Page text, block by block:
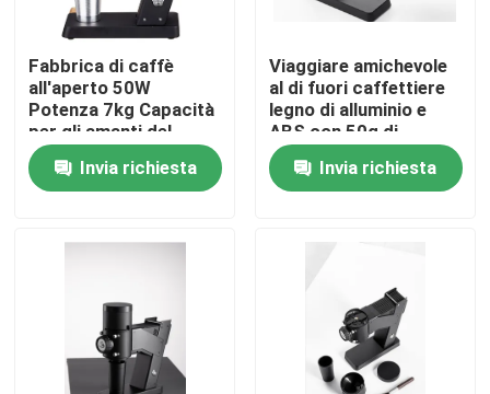
Giro della fabbrica
Controllo di qualità
Contattici
Casi
Smerigliatrice del chicco di caffè
Burr Coffee Grinder
Fabbrica di caffè
all'aperto 50W
Potenza 7kg Capacità
per gli amanti del
caffè appena
macinatoInvia richiesta
Viaggiare amichevole
al di fuori caffettiere
legno di alluminio e
ABS con 50g di
capacità di
macinazioneInvia richiesta